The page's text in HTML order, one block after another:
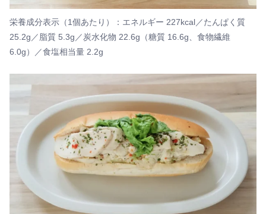
栄養成分表示（1個あたり）：エネルギー 227kcal／たんぱく質
25.2g／脂質 5.3g／炭水化物 22.6g（糖質 16.6g、食物繊維
6.0g）／食塩相当量 2.2g